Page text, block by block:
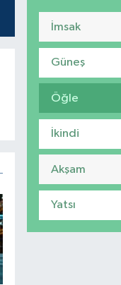
İmsak
Güneş
Öğle
İkindi
Akşam
Yatsı